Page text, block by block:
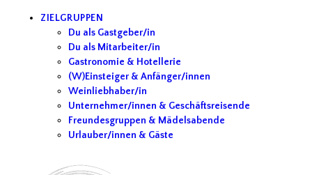
ZIELGRUPPEN
Du als Gastgeber/in
Du als Mitarbeiter/in
Gastronomie & Hotellerie
(W)Einsteiger & Anfänger/innen
Weinliebhaber/in
Unternehmer/innen & Geschäftsreisende
Freundesgruppen & Mädelsabende
Urlauber/innen & Gäste